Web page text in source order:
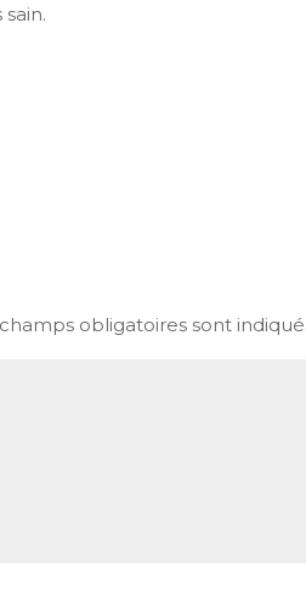
obligatoires sont